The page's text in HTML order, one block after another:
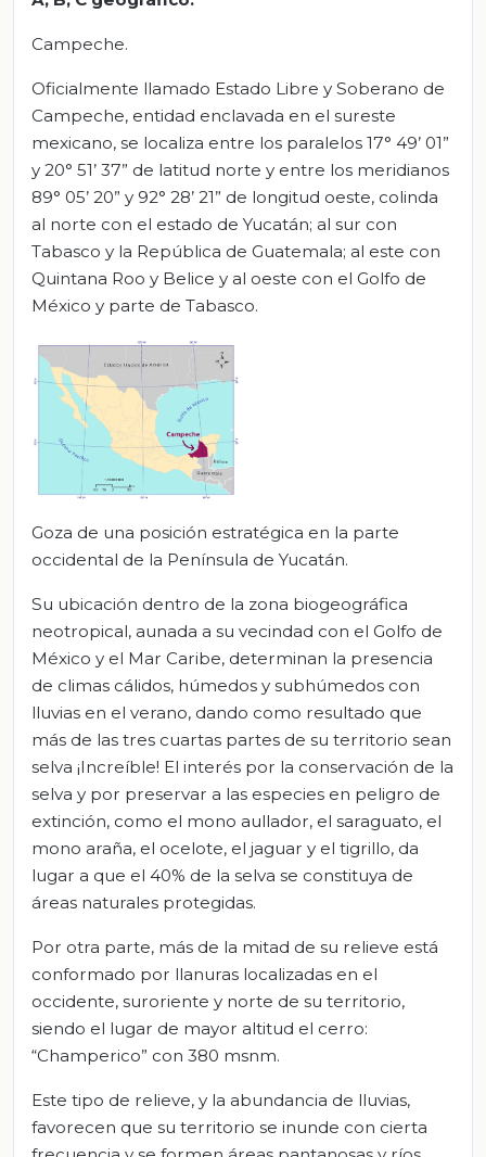
Campeche.
Oficialmente llamado Estado Libre y Soberano de
Campeche, entidad enclavada en el sureste
mexicano, se localiza entre los paralelos 17° 49’ 01”
y 20° 51’ 37” de latitud norte y entre los meridianos
89° 05’ 20” y 92° 28’ 21” de longitud oeste, colinda
al norte con el estado de Yucatán; al sur con
Tabasco y la República de Guatemala; al este con
Quintana Roo y Belice y al oeste con el Golfo de
México y parte de Tabasco.
Goza de una posición estratégica en la parte
occidental de la Península de Yucatán.
Su ubicación dentro de la zona biogeográfica
neotropical, aunada a su vecindad con el Golfo de
México y el Mar Caribe, determinan la presencia
de climas cálidos, húmedos y subhúmedos con
lluvias en el verano, dando como resultado que
más de las tres cuartas partes de su territorio sean
selva ¡Increíble! El interés por la conservación de la
selva y por preservar a las especies en peligro de
extinción, como el mono aullador, el saraguato, el
mono araña, el ocelote, el jaguar y el tigrillo, da
lugar a que el 40% de la selva se constituya de
áreas naturales protegidas.
Por otra parte, más de la mitad de su relieve está
conformado por llanuras localizadas en el
occidente, suroriente y norte de su territorio,
siendo el lugar de mayor altitud el cerro:
“Champerico” con 380 msnm.
Este tipo de relieve, y la abundancia de lluvias,
favorecen que su territorio se inunde con cierta